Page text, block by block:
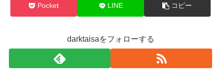
Pocket LINE コピー
darktaisaをフォローする